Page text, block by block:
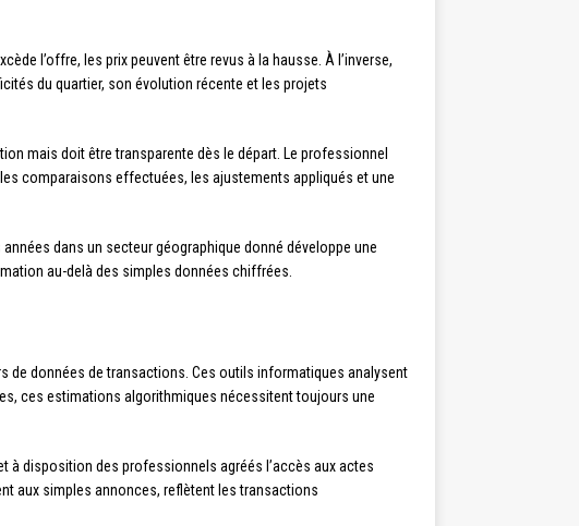
l’offre, les prix peuvent être revus à la hausse. À l’inverse,
du quartier, son évolution récente et les projets
mais doit être transparente dès le départ. Le professionnel
comparaisons effectuées, les ajustements appliqués et une
dans un secteur géographique donné développe une
au-delà des simples données chiffrées.
de données de transactions. Ces outils informatiques analysent
ces estimations algorithmiques nécessitent toujours une
à disposition des professionnels agréés l’accès aux actes
aux simples annonces, reflètent les transactions